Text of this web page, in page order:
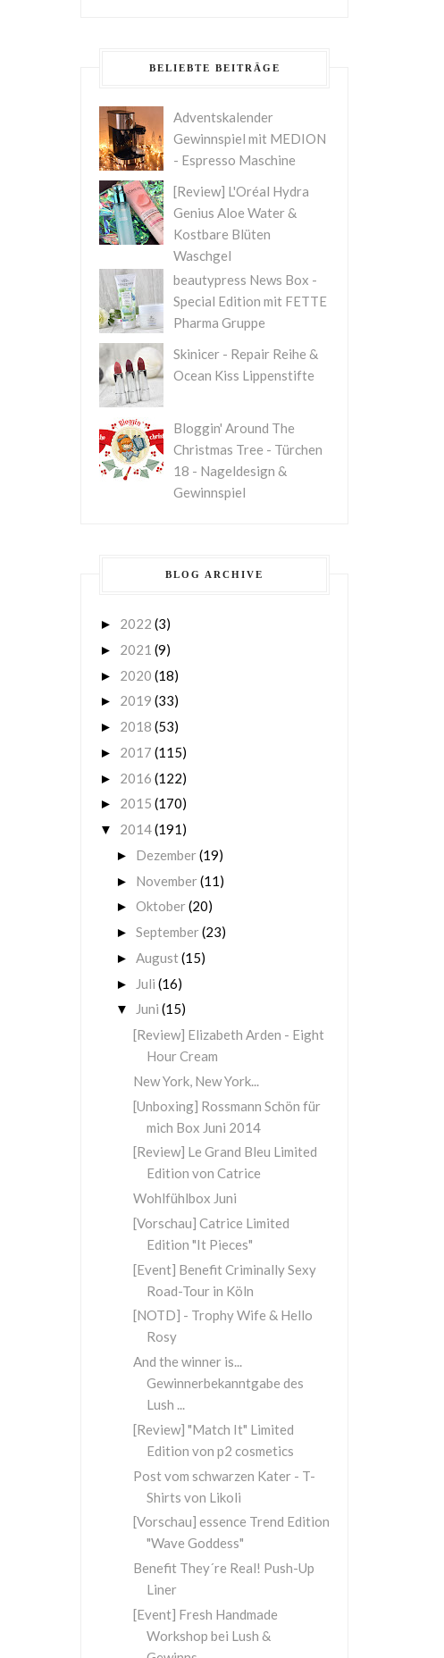
BELIEBTE BEITRÄGE
Adventskalender
Gewinnspiel mit MEDION
- Espresso Maschine
[Review] L'Oréal Hydra
Genius Aloe Water &
Kostbare Blüten
Waschgel
beautypress News Box -
Special Edition mit FETTE
Pharma Gruppe
Skinicer - Repair Reihe &
Ocean Kiss Lippenstifte
Bloggin' Around The
Christmas Tree - Türchen
18 - Nageldesign &
Gewinnspiel
BLOG ARCHIVE
► 2022 (3)
► 2021 (9)
► 2020 (18)
► 2019 (33)
► 2018 (53)
► 2017 (115)
► 2016 (122)
► 2015 (170)
▼ 2014(191)
► Dezember(19)
► November(11)
► Oktober(20)
► September(23)
► August(15)
► Juli (16)
▼ Juni (15)
[Review] Elizabeth Arden - Eight
Hour Cream
New York, New York...
[Unboxing] Rossmann Schön für
mich Box Juni 2014
[Review] Le Grand Bleu Limited
Edition von Catrice
Wohlfühlbox Juni
[Vorschau] Catrice Limited
Edition "It Pieces"
[Event] Benefit Criminally Sexy
Road-Tour in Köln
[NOTD] - Trophy Wife & Hello
Rosy
And the winner is...
Gewinnerbekanntgabe des
Lush ...
[Review] "Match It" Limited
Edition von p2 cosmetics
Post vom schwarzen Kater - T-
Shirts von Likoli
[Vorschau] essence Trend Edition
"Wave Goddess"
Benefit They´re Real! Push-Up
Liner
[Event] Fresh Handmade
Workshop bei Lush &